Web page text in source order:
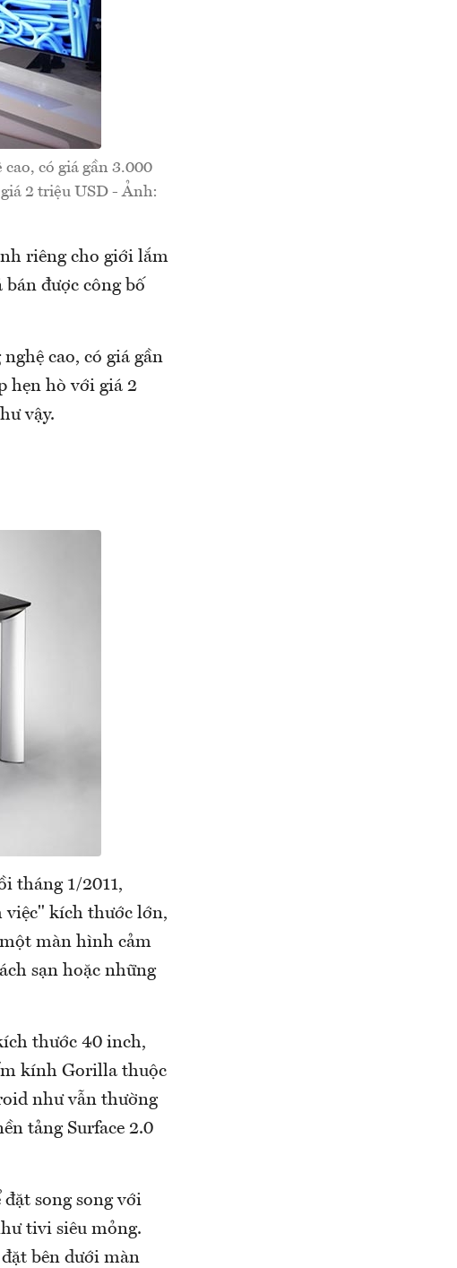
có giá gần 3.000
2 triệu USD - Ảnh:
riêng cho giới lắm
được công bố
cao, có giá gần
hẹn hò với giá 2
vậy.
tháng 1/2011,
việc" kích thước lớn,
màn hình cảm
sạn hoặc những
thước 40 inch,
kính Gorilla thuộc
như vẫn thường
tảng Surface 2.0
song song với
tivi siêu mỏng.
bên dưới màn